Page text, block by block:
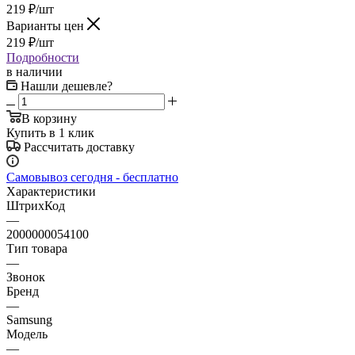
219 ₽/шт
Варианты цен
219 ₽/шт
Подробности
в наличии
Нашли дешевле?
В корзину
Купить в 1 клик
Рассчитать доставку
Самовывоз сегодня - бесплатно
Характеристики
ШтрихКод
—
2000000054100
Тип товара
—
Звонок
Бренд
—
Samsung
Модель
—